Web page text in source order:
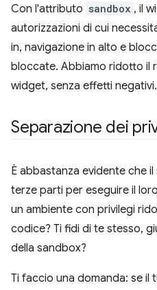
Con l'attributo sandbox , il
autorizzazioni di cui
in, navigazione in alto e
bloccate. Abbiamo ridotto il
widget, senza effetti
Separazione dei
È abbastanza evidente che
terze parti per eseguire il
un ambiente con privilegi
codice? Ti fidi di te stesso,
della sandbox?
Ti faccio una domanda: se